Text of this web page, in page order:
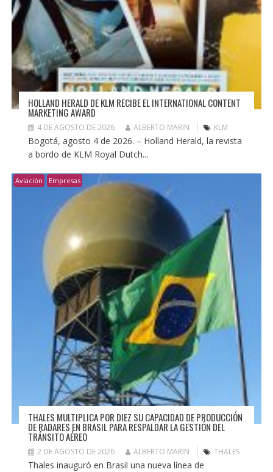
HOLLAND HERALD DE KLM RECIBE EL INTERNATIONAL CONTENT
MARKETING AWARD
4 DE AGOSTO DE 2026 ALBERTO MARIN KLM
Bogotá, agosto 4 de 2026. – Holland Herald, la revista
a bordo de KLM Royal Dutch...
Aviación Empresas
THALES MULTIPLICA POR DIEZ SU CAPACIDAD DE PRODUCCIÓN
DE RADARES EN BRASIL PARA RESPALDAR LA GESTIÓN DEL
TRÁNSITO AÉREO
2 DE AGOSTO DE 2026 ALBERTO MARIN THALES
Thales inauguró en Brasil una nueva línea de